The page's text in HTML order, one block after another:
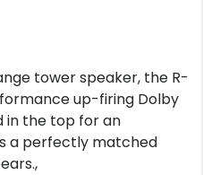
tower speaker, the R-
up-firing Dolby
in the top for an
a perfectly matched